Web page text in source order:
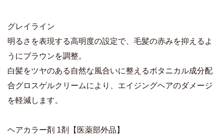
グレイライン
明るさを表現する高明度の設定で、毛髪の赤みを抑えるよ
うにブラウンを調整。
白髪をツヤのある自然な風合いに整えるボタニカル成分配
合グロスゲルクリームにより、エイジングヘアのダメージ
を軽減します。
ヘアカラー剤 1剤【医薬部外品】